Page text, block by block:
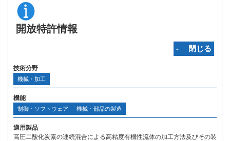
開放特許情報
‐ 閉じる
技術分野
機械・加工
機能
制御・ソフトウェア 機械・部品の製造
適用製品
高圧二酸化炭素の連続混合による高粘度有機性流体の加工方法及びその装